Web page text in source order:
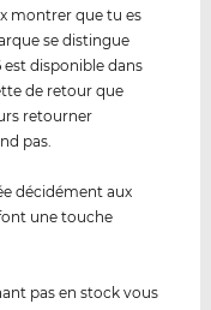
montrer que tu es
se distingue
est disponible dans
de retour que
retourner
pas.
décidément aux
une touche
pas en stock vous